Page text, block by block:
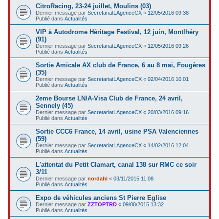
CitroRacing, 23-24 juillet, Moulins (03)
Dernier message parSecretariatLAgenceCX « 12/05/2016 09:38
Publié dansActualités
VIP à Autodrome Héritage Festival, 12 juin, Montlhéry
(91)
Dernier message parSecretariatLAgenceCX « 12/05/2016 09:26
Publié dansActualités
Sortie Amicale AX club de France, 6 au 8 mai, Fougères
(35)
Dernier message parSecretariatLAgenceCX «02/04/2016 10:01
Publié dansActualités
2eme Bourse LN/A-Visa Club de France, 24 avril,
Sennely (45)
Dernier message parSecretariatLAgenceCX «20/03/2016 09:16
Publié dansActualités
Sortie CCC6 France, 14 avril, usine PSA Valenciennes
(59)
Dernier message parSecretariatLAgenceCX « 14/02/2016 12:04
Publié dansActualités
L'attentat du Petit Clamart, canal 138 sur RMC ce soir
3/11
Dernier message parnordahl «03/11/2015 11:08
Publié dansActualités
Expo de véhicules anciens St Pierre Eglise
Dernier message parZZTOPTRD «09/08/2015 13:32
Publié dansActualités